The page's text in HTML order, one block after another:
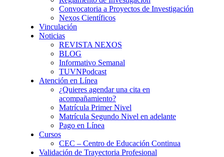
Convocatoria a Proyectos de Investigación
Nexos Científicos
Vinculación
Noticias
REVISTA NEXOS
BLOG
Informativo Semanal
TUVNPodcast
Atención en Línea
¿Quieres agendar una cita en
acompañamiento?
Matrícula Primer Nivel
Matrícula Segundo Nivel en adelante
Pago en Línea
Cursos
CEC – Centro de Educación Continua
Validación de Trayectoria Profesional